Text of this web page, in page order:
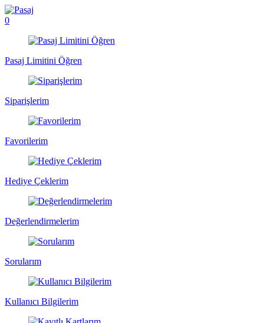
0
Pasaj Limitini Öğren
Siparişlerim
Favorilerim
Hediye Çeklerim
Değerlendirmelerim
Sorularım
Kullanıcı Bilgilerim